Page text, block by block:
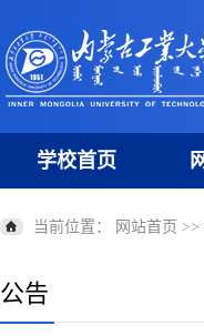
学校首页
当前位置： 网站首页 >>
公告